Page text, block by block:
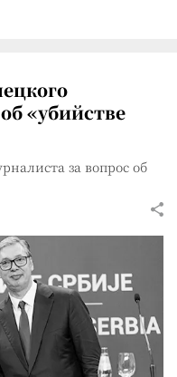
«убийстве
за вопрос об